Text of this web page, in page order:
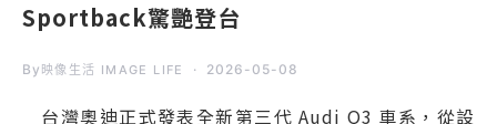
Sportback驚艷登台
By 映像生活 IMAGE LIFE 2026-05-08
台灣奧迪正式發表全新第三代 Audi Q3 車系，從設